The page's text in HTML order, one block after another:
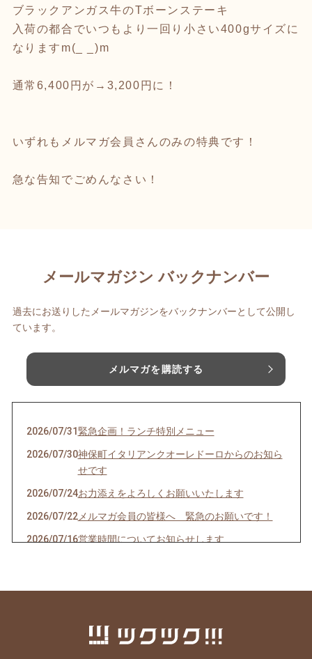
ブラックアンガス牛のTボーンステーキ
入荷の都合でいつもより一回り小さい400gサイズに
なりますm(_ _)m
通常6,400円が→3,200円に！
いずれもメルマガ会員さんのみの特典です！
急な告知でごめんなさい！
メールマガジン バックナンバー
過去にお送りしたメールマガジンをバックナンバーとして公開し
ています。
メルマガを購読する
2026/07/31 緊急企画！ランチ特別メニュー
2026/07/30神保町イタリアンクオーレドーロからのお知ら
せです
2026/07/24お力添えをよろしくお願いいたします
2026/07/22メルマガ会員の皆様へ 緊急のお願いです！
2026/07/16営業時間についてお知らせします
急なお知らせですみません！